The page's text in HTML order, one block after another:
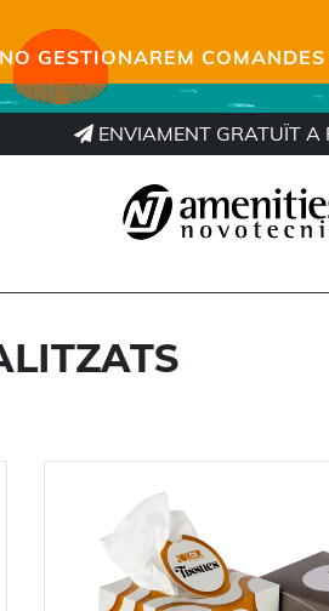
NO GESTIONAREM
ENVIAMENT GRATUÏT A